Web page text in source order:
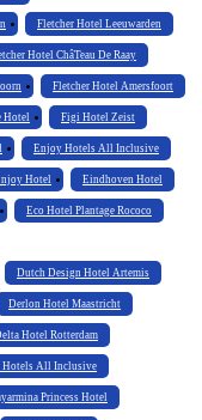
Fletcher Hotel Leeuwarden
Hotel ChâTeau De Raay
Fletcher Hotel Amersfoort
Hotel Figi Hotel Zeist
Enjoy Hotels All Inclusive
Hotel Eindhoven Hotel
Eco Hotel Plantage Rococo
Dutch Design Hotel Artemis
Derlon Hotel Maastricht
Hotel Rotterdam
Hotels All Inclusive
Princess Hotel